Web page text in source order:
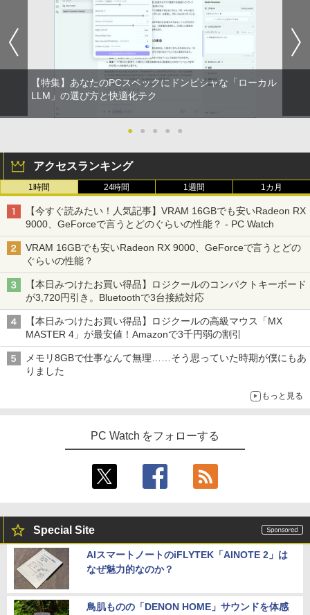
【特集】あなたのPCスペックにドンピシャな「ローカル
LLM」の選び方と快適化テク
● ● ● ● ●
アクセスランキング
1時間 24時間 1週間 1カ月
【今すぐ読みたい！人気記事】VRAM 16GBでも安いRadeon RX
9000、GeForceで言うとどのぐらいの性能？ - PC Watch
VRAM 16GBでも安いRadeon RX 9000、GeForceで言うとどの
ぐらいの性能？
【本日みつけたお買い得品】ロジクールのコンパクトキーボード
が3,720円引き。Bluetoothで3台接続対応
【本日みつけたお買い得品】ロジクールの高級マウス「MX
MASTER 4」が最安値！Amazonで3千円弱の割引
メモリ8GBで仕事なんて無理……そう思っていた時期が僕にもあ
りました
もっと見る
PC Watch をフォローする
Special Site
AIスマートノートのiFLYTEK「AINOTE 2」は
なぜ魅力的なのか？
鳥肌ものの「DENON HOME」サウンドを体感